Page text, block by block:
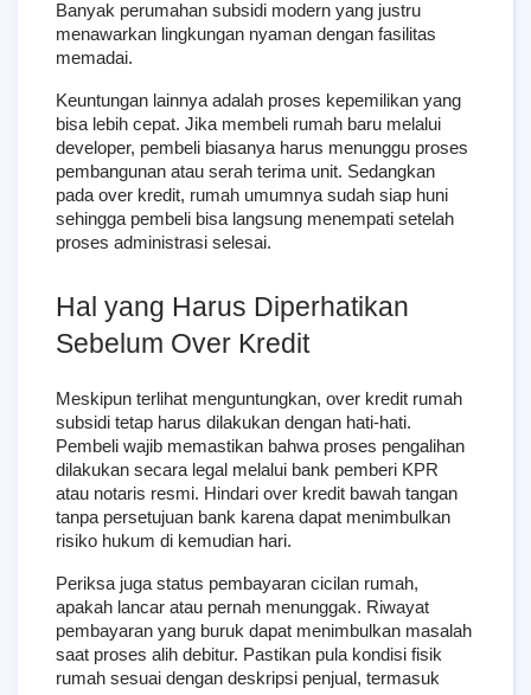
Banyak perumahan subsidi modern yang justru
menawarkan lingkungan nyaman dengan fasilitas
memadai.
Keuntungan lainnya adalah proses kepemilikan yang
bisa lebih cepat. Jika membeli rumah baru melalui
developer, pembeli biasanya harus menunggu proses
pembangunan atau serah terima unit. Sedangkan
pada over kredit, rumah umumnya sudah siap huni
sehingga pembeli bisa langsung menempati setelah
proses administrasi selesai.
Hal yang Harus Diperhatikan
Sebelum Over Kredit
Meskipun terlihat menguntungkan, over kredit rumah
subsidi tetap harus dilakukan dengan hati-hati.
Pembeli wajib memastikan bahwa proses pengalihan
dilakukan secara legal melalui bank pemberi KPR
atau notaris resmi. Hindari over kredit bawah tangan
tanpa persetujuan bank karena dapat menimbulkan
risiko hukum di kemudian hari.
Periksa juga status pembayaran cicilan rumah,
apakah lancar atau pernah menunggak. Riwayat
pembayaran yang buruk dapat menimbulkan masalah
saat proses alih debitur. Pastikan pula kondisi fisik
rumah sesuai dengan deskripsi penjual, termasuk